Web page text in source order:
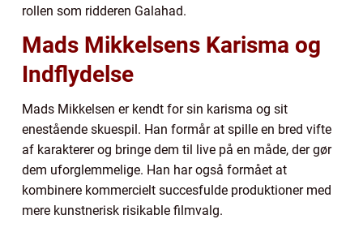
rollen som ridderen Galahad.
Mads Mikkelsens Karisma og
Indflydelse
Mads Mikkelsen er kendt for sin karisma og sit
enestående skuespil. Han formår at spille en bred vifte
af karakterer og bringe dem til live på en måde, der gør
dem uforglemmelige. Han har også formået at
kombinere kommercielt succesfulde produktioner med
mere kunstnerisk risikable filmvalg.